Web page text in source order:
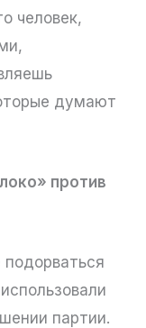
человек,
думают
против
партии.